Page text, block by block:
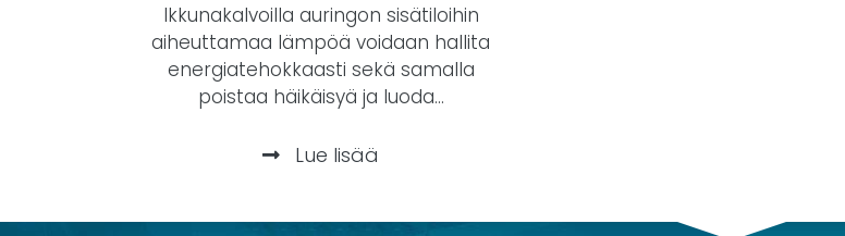
Ikkunakalvoilla auringon sisätiloihin
aiheuttamaa lämpöä voidaan hallita
energiatehokkaasti sekä samalla
poistaa häikäisyä ja luoda...
Lue lisää